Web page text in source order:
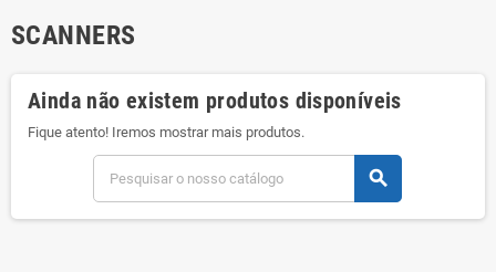
SCANNERS
Ainda não existem produtos disponíveis
Fique atento! Iremos mostrar mais produtos.
search